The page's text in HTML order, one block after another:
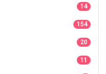
14
154
20
11